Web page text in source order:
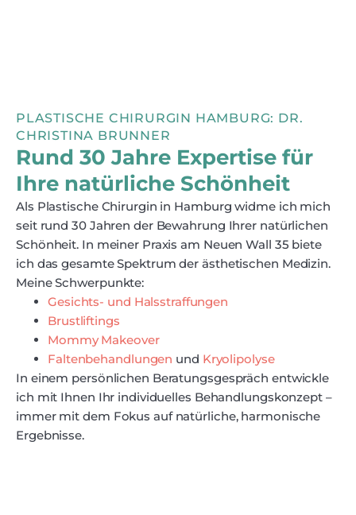
PLASTISCHE CHIRURGIN HAMBURG: DR.
CHRISTINA BRUNNER
Rund 30 Jahre Expertise für
Ihre natürliche Schönheit
Als Plastische Chirurgin in Hamburg widme ich mich
seit rund 30 Jahren der Bewahrung Ihrer natürlichen
Schönheit. In meiner Praxis am Neuen Wall 35 biete
ich das gesamte Spektrum der ästhetischen Medizin.
Meine Schwerpunkte:
Gesichts- und Halsstraffungen
Brustliftings
Mommy Makeover
Faltenbehandlungen und Kryolipolyse
In einem persönlichen Beratungsgespräch entwickle
ich mit Ihnen Ihr individuelles Behandlungskonzept –
immer mit dem Fokus auf natürliche, harmonische
Ergebnisse.